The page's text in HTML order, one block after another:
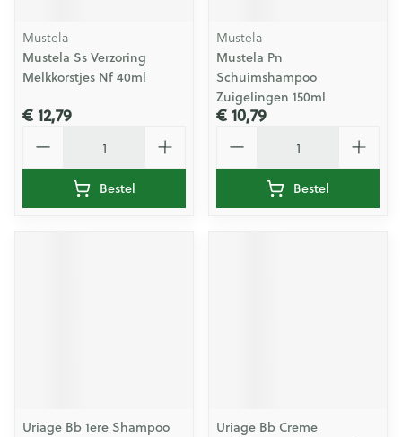
Mustela
Mustela Ss Verzoring
Melkkorstjes Nf 40ml
€ 12,79
Bestel
Mustela
Mustela Pn
Schuimshampoo
Zuigelingen 150ml
€ 10,79
Bestel
Uriage Bb 1ere Shampoo
Uriage Bb Creme